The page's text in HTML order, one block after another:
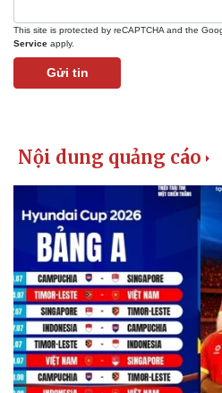
Kinh tế
Bất động sản
Khởi nghiệp
This site is protected by reCAPTCHA and the
Service apply.
Gửi tin